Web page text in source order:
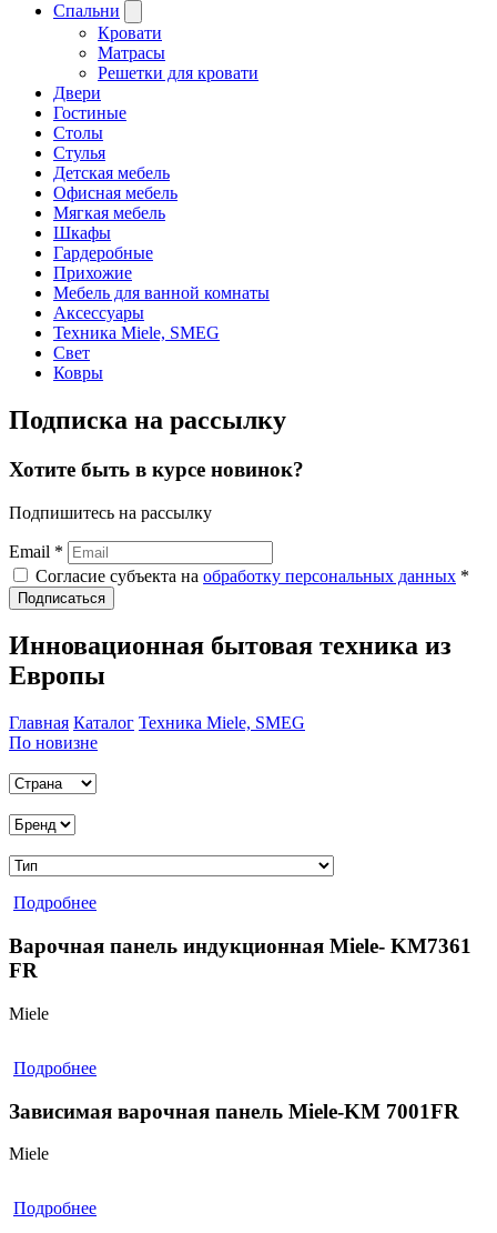
Спальни
Кровати
Матрасы
Решетки для кровати
Двери
Гостиные
Столы
Стулья
Детская мебель
Офисная мебель
Мягкая мебель
Шкафы
Гардеробные
Прихожие
Мебель для ванной комнаты
Аксессуары
Техника Miele, SMEG
Свет
Ковры
Подписка на рассылку
Хотите быть в курсе новинок?
Подпишитесь на рассылку
Email *
Согласие субъекта на обработку персональных данных *
Подписаться
Инновационная бытовая техника из
Европы
Главная Каталог Техника Miele, SMEG
По новизне
Подробнее
Варочная панель индукционная Miele- KM7361
FR
Miele
Подробнее
Зависимая варочная панель Miele-KM 7001FR
Miele
Подробнее